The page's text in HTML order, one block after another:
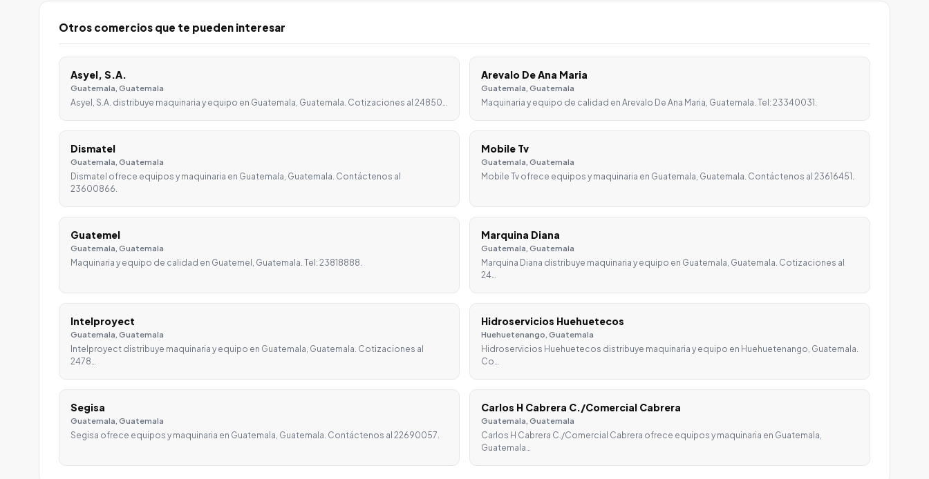
Otros comercios que te pueden interesar
Asyel, S.A.
Guatemala, Guatemala
Asyel, S.A. distribuye maquinaria y equipo en Guatemala, Guatemala. Cotizaciones al 24850…
Arevalo De Ana Maria
Guatemala, Guatemala
Maquinaria y equipo de calidad en Arevalo De Ana Maria, Guatemala. Tel: 23340031.
Dismatel
Guatemala, Guatemala
Dismatel ofrece equipos y maquinaria en Guatemala, Guatemala. Contáctenos al
23600866.
Mobile Tv
Guatemala, Guatemala
Mobile Tv ofrece equipos y maquinaria en Guatemala, Guatemala. Contáctenos al 23616451.
Guatemel
Guatemala, Guatemala
Maquinaria y equipo de calidad en Guatemel, Guatemala. Tel: 23818888.
Marquina Diana
Guatemala, Guatemala
Marquina Diana distribuye maquinaria y equipo en Guatemala, Guatemala. Cotizaciones al
24…
Intelproyect
Guatemala, Guatemala
Intelproyect distribuye maquinaria y equipo en Guatemala, Guatemala. Cotizaciones al
2478…
Hidroservicios Huehuetecos
Huehuetenango, Guatemala
Hidroservicios Huehuetecos distribuye maquinaria y equipo en Huehuetenango, Guatemala.
Co…
Segisa
Guatemala, Guatemala
Segisa ofrece equipos y maquinaria en Guatemala, Guatemala. Contáctenos al 22690057.
Carlos H Cabrera C./Comercial Cabrera
Guatemala, Guatemala
Carlos H Cabrera C./Comercial Cabrera ofrece equipos y maquinaria en Guatemala,
Guatemala…